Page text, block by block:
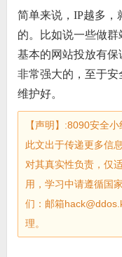
简单来说，IP越多，
的。比如说一些做
基本的网站投放有
非常强大的，至于
维护好。
【声明】:8090安全
此文出于传递更多信
对其真实性负责，仅
用，学习中请遵循国
们：邮箱
理。